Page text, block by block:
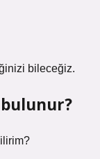
bileceğiz.